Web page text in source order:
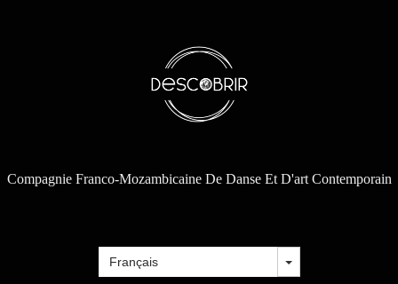
Compagnie Franco-Mozambicaine De Danse Et D'art Contemporain